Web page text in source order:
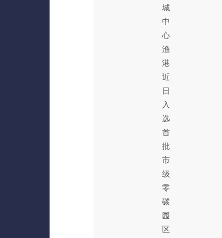
城
中
心
渔
港
近
日
入
选
首
批
市
级
零
碳
园
区